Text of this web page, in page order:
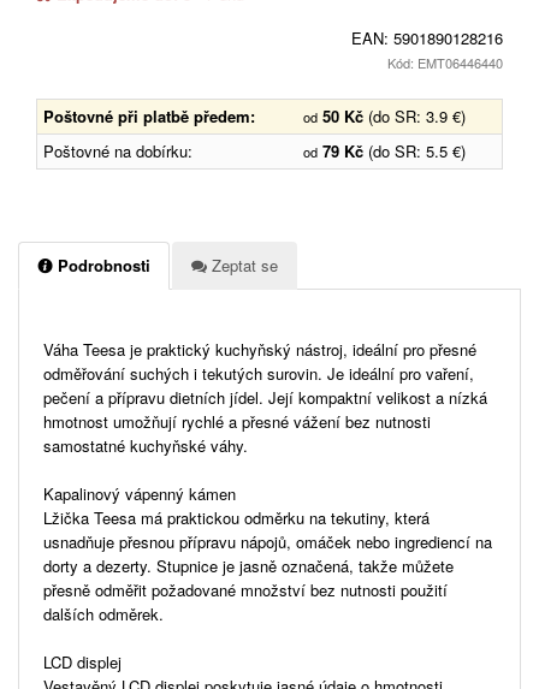
EAN: 5901890128216
Kód: EMT06446440
Poštovné při platbě předem: od 50 Kč (do SR: 3.9 €)
Poštovné na dobírku:
od 79 Kč (do SR: 5.5 €)
Podrobnosti Zeptat se
Váha Teesa je praktický kuchyňský nástroj, ideální pro přesné
odměřování suchých i tekutých surovin. Je ideální pro vaření,
pečení a přípravu dietních jídel. Její kompaktní velikost a nízká
hmotnost umožňují rychlé a přesné vážení bez nutnosti
samostatné kuchyňské váhy.
Kapalinový vápenný kámen
Lžička Teesa má praktickou odměrku na tekutiny, která
usnadňuje přesnou přípravu nápojů, omáček nebo ingrediencí na
dorty a dezerty. Stupnice je jasně označená, takže můžete
přesně odměřit požadované množství bez nutnosti použití
dalších odměrek.
LCD displej